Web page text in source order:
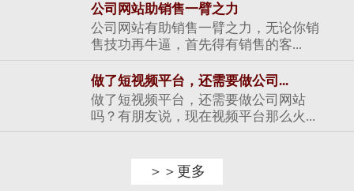
公司网站助销售一臂之力
公司网站有助销售一臂之力，无论你销
售技功再牛逼，首先得有销售的客...
做了短视频平台，还需要做公司...
做了短视频平台，还需要做公司网站
吗？有朋友说，现在视频平台那么火...
＞＞更多